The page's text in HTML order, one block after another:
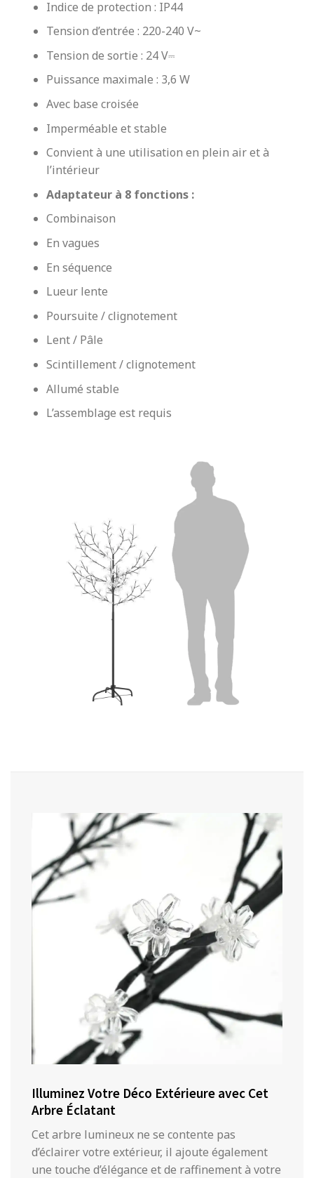
Indice de protection : IP44
Tension d’entrée : 220-240 V~
Tension de sortie : 24 V⎓
Puissance maximale : 3,6 W
Avec base croisée
Imperméable et stable
Convient à une utilisation en plein air et à
l’intérieur
Adaptateur à 8 fonctions :
Combinaison
En vagues
En séquence
Lueur lente
Poursuite / clignotement
Lent / Pâle
Scintillement / clignotement
Allumé stable
L’assemblage est requis
Illuminez Votre Déco Extérieure avec Cet
Arbre Éclatant
Cet arbre lumineux ne se contente pas
d’éclairer votre extérieur, il ajoute également
une touche d’élégance et de raffinement à votre